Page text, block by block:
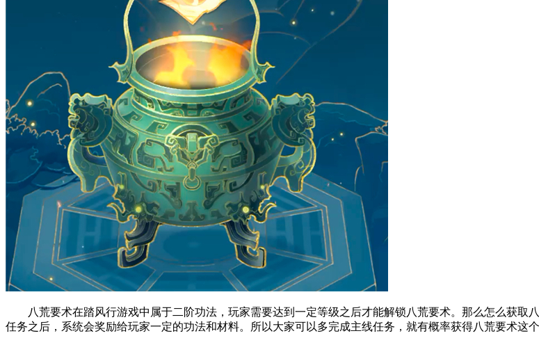
八荒要术在踏风行游戏中属于二阶功法，玩家需要达到一定等级之后才能解锁八荒要术。那么怎么获取
任务之后，系统会奖励给玩家一定的功法和材料。所以大家可以多完成主线任务，就有概率获得八荒要术这个